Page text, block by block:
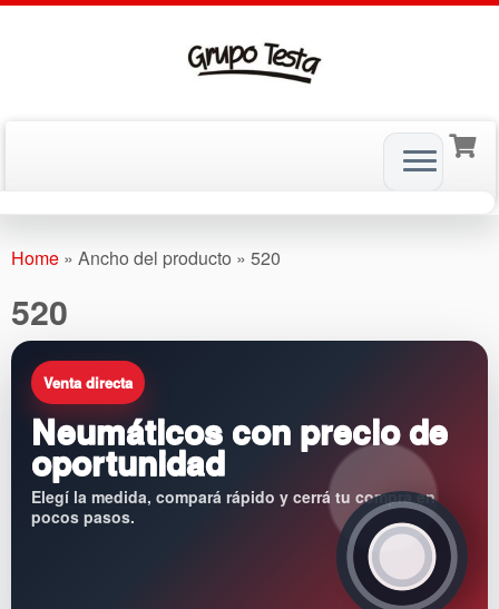
toHome » Ancho del producto » 520
520
Venta directa
Neumáticos con precio de
oportunidad
Elegí la medida, compará rápido y cerrá tu compra en
pocos pasos.